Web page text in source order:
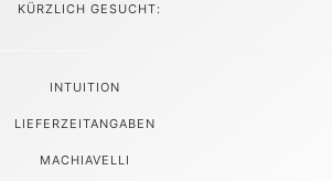
KÜRZLICH GESUCHT:
INTUITION
LIEFERZEITANGABEN
MACHIAVELLI